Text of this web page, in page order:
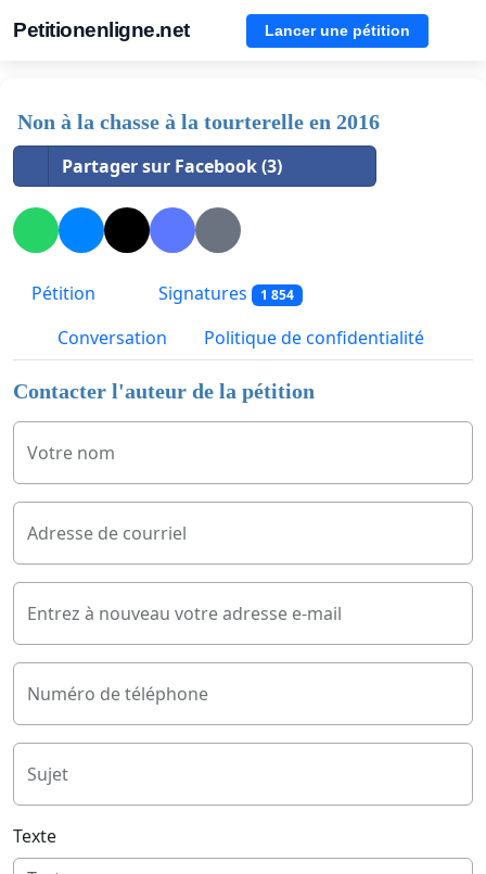
Petitionenligne.net Lancer une pétition
Non à la chasse à la tourterelle en 2016
Partager sur Facebook (3)
Pétition Signatures 1 854
Conversation Politique de confidentialité
Contacter l'auteur de la pétition
Votre nom
Adresse de courriel
Entrez à nouveau votre adresse e-mail
Numéro de téléphone
Sujet
Texte